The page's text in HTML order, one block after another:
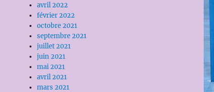
avril 2022
février 2022
octobre 2021
septembre 2021
juillet 2021
juin 2021
mai 2021
avril 2021
mars 2021